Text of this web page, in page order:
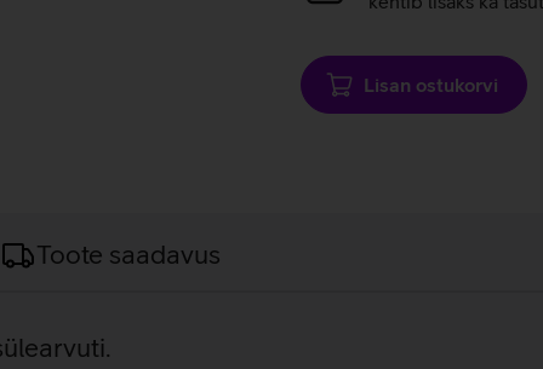
Lisan ostukorvi
Toote saadavus